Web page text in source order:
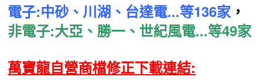
電子:中砂、川湖、台達電...等136家 ，
非電子:大亞、勝一、世紀風電...等49家
萬寶龍自營商檔修正下載連結: